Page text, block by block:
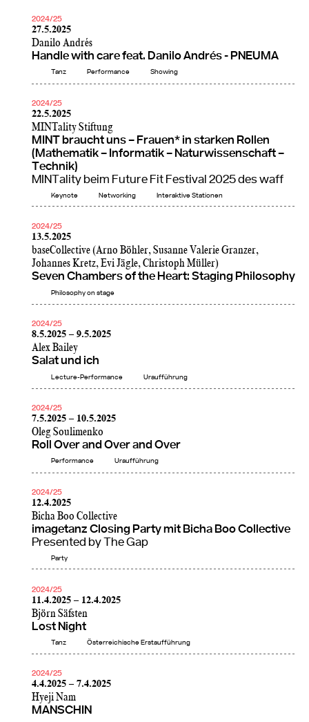
2024/25
27.5.2025
Danilo Andrés
Handle with care feat. Danilo Andrés - PNEUMA
Tanz Performance Showing
2024/25
22.5.2025
MINTality Stiftung
MINT braucht uns – Frauen* in starken Rollen
(Mathematik – Informatik – Naturwissenschaft –
Technik)
MINTality beim Future Fit Festival 2025 des waff
Keynote Networking Interaktive Stationen
2024/25
13.5.2025
baseCollective (Arno Böhler, Susanne Valerie Granzer,
Johannes Kretz, Evi Jägle, Christoph Müller)
Seven Chambers of the Heart: Staging Philosophy
Philosophy on stage
2024/25
8.5.2025 – 9.5.2025
Alex Bailey
Salat und ich
Lecture-Performance Uraufführung
2024/25
7.5.2025 – 10.5.2025
Oleg Soulimenko
Roll Over and Over and Over
Performance Uraufführung
2024/25
12.4.2025
Bicha Boo Collective
imagetanz Closing Party mit Bicha Boo Collective
Presented by The Gap
Party
2024/25
11.4.2025 – 12.4.2025
Björn Säfsten
Lost Night
Tanz Österreichische Erstaufführung
2024/25
4.4.2025 – 7.4.2025
Hyeji Nam
MANSCHIN